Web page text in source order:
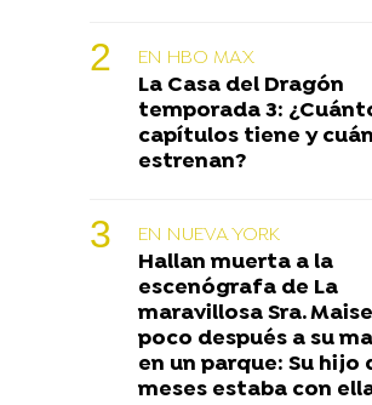
EN HBO MAX
La Casa del Dragón
temporada 3:
capítulos tiene y
estrenan?
EN NUEVA YORK
Hallan muerta a la
escenógrafa de La
maravillosa Sra.
poco después a su
en un parque: Su hijo
meses estaba con